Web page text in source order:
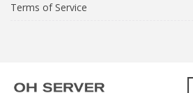
Terms of Service